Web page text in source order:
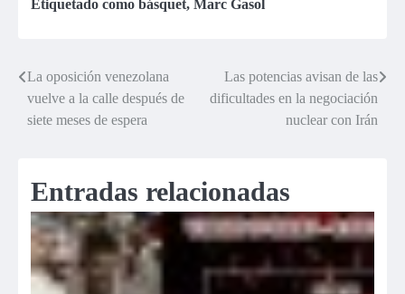
Etiquetado como básquet, Marc Gasol
Navegación
de
La oposición venezolana
vuelve a la calle después de
siete meses de espera
Las potencias avisan de las
dificultades en la negociación
nuclear con Irán
Entradas relacionadas